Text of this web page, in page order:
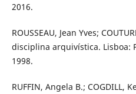
2016.
ROUSSEAU, Jean Yves;
disciplina arquivística. Lisboa:
1998.
RUFFIN, Angela B.; COGDILL,